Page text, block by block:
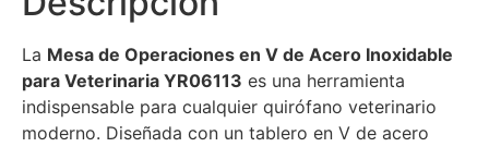
La Mesa de Operaciones en V de Acero Inoxidable
para Veterinaria YR06113 es una herramienta
indispensable para cualquier quirófano veterinario
moderno. Diseñada con un tablero en V de acero